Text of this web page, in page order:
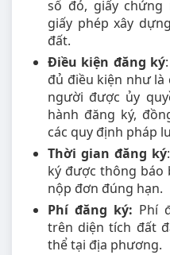
sổ đỏ, giấy chứng
giấy phép xây
đất.
Điều kiện đăng ký
đủ điều kiện như
người được ủy
hành đăng ký,
các quy định pháp
Thời gian đăng ký
ký được thông báo
nộp đơn đúng hạn.
Phí đăng ký: Phí
trên diện tích đất
thể tại địa phương.